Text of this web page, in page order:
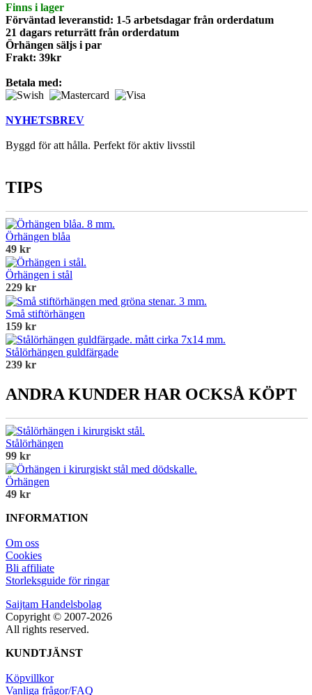
Finns i lager
Förväntad leveranstid: 1-5 arbetsdagar från orderdatum
21 dagars returrätt från orderdatum
Örhängen säljs i par
Frakt: 39kr
Betala med:
NYHETSBREV
Byggd för att hålla. Perfekt för aktiv livsstil
TIPS
Örhängen blåa
49 kr
Örhängen i stål
229 kr
Små stiftörhängen
159 kr
Stålörhängen guldfärgade
239 kr
ANDRA KUNDER HAR OCKSÅ KÖPT
Stålörhängen
99 kr
Örhängen
49 kr
INFORMATION
Om oss
Cookies
Bli affiliate
Storleksguide för ringar
Saijtam Handelsbolag
Copyright © 2007-2026
All rights reserved.
KUNDTJÄNST
Köpvillkor
Vanliga frågor/FAQ